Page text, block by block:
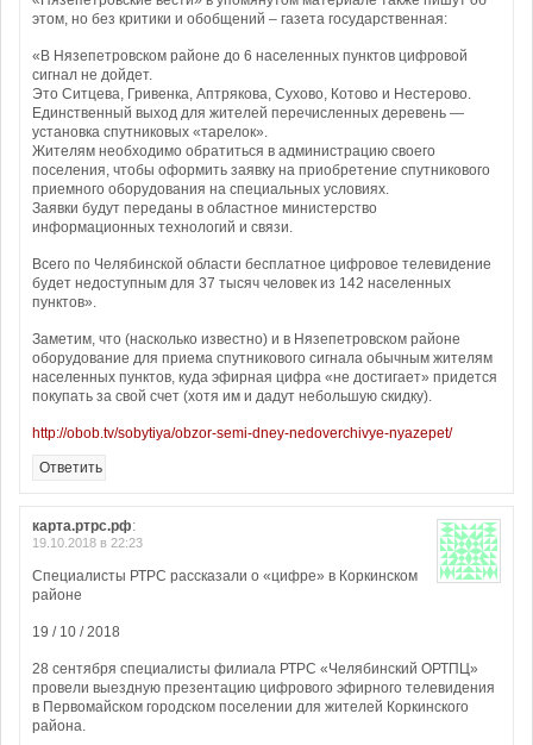
этом, но без критики и обобщений – газета государственная:
«В Нязепетровском районе до 6 населенных пунктов цифровой
сигнал не дойдет.
Это Ситцева, Гривенка, Аптрякова, Сухово, Котово и Нестерово.
Единственный выход для жителей перечисленных деревень —
установка спутниковых «тарелок».
Жителям необходимо обратиться в администрацию своего
поселения, чтобы оформить заявку на приобретение спутникового
приемного оборудования на специальных условиях.
Заявки будут переданы в областное министерство
информационных технологий и связи.
Всего по Челябинской области бесплатное цифровое телевидение
будет недоступным для 37 тысяч человек из 142 населенных
пунктов».
Заметим, что (насколько известно) и в Нязепетровском районе
оборудование для приема спутникового сигнала обычным жителям
населенных пунктов, куда эфирная цифра «не достигает» придется
покупать за свой счет (хотя им и дадут небольшую скидку).
http://obob.tv/sobytiya/obzor-semi-dney-nedoverchivye-nyazepet/
Ответить
карта.ртрс.рф:
19.10.2018 в 22:23
Специалисты РТРС рассказали о «цифре» в Коркинском
районе
19 / 10 / 2018
28 сентября специалисты филиала РТРС «Челябинский ОРТПЦ»
провели выездную презентацию цифрового эфирного телевидения
в Первомайском городском поселении для жителей Коркинского
района.